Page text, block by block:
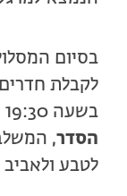
בסיום
לקבלת
בשעה 19:30 נתכנס לערב –
הסדר,
לטבע